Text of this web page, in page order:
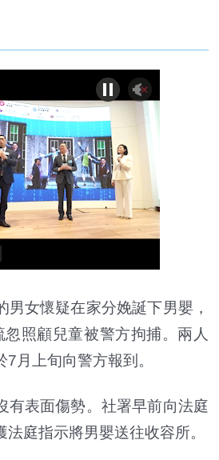
女懷疑在家分娩誕下男嬰，
照顧兒童被警方拘捕。兩人
月上旬向警方報到。
表面傷勢。社署早前向法庭
庭指示將男嬰送往收容所。